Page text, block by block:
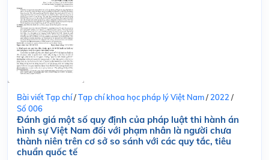
Bài viết Tạp chí/Tạp chí khoa học pháp lý Việt Nam/ 2022 /
Số 006
Đánh giá một số quy định của pháp luật thi hành án
hình sự Việt Nam đối với phạm nhân là người chưa
thành niên trên cơ sở so sánh với các quy tắc, tiêu
chuẩn quốc tế